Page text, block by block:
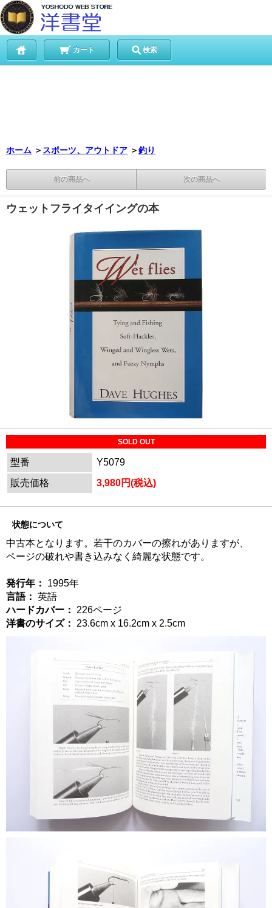
カート 検索
ホーム ＞ スポーツ、アウトドア ＞釣り
前の商品へ 次の商品へ
ウェットフライタイイングの本
SOLD OUT
型番
Y5079
販売価格
3,980円(税込)
状態について
中古本となります。若干のカバーの擦れがありますが、
ページの破れや書き込みなく綺麗な状態です。
発行年：
1995年
言語： 英語
ハードカバー：
226ページ
洋書のサイズ：
23.6cm x 16.2cm x 2.5cm